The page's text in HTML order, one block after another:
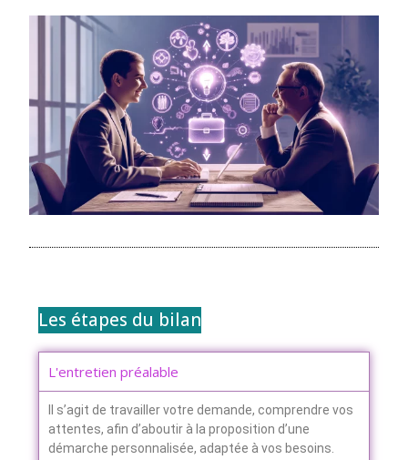
Les étapes du bilan
L'entretien préalable
Il s’agit de travailler votre demande, comprendre vos
attentes, afin d’aboutir à la proposition d’une
démarche personnalisée, adaptée à vos besoins.